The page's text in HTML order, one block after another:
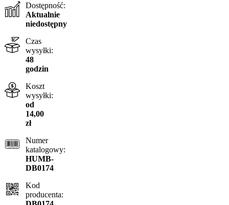
Dostępność:
Aktualnie
niedostępny
Czas
wysyłki:
48
godzin
Koszt
wysyłki:
od
14,00
zł
Numer
katalogowy:
HUMB-
DB0174
Kod
producenta: